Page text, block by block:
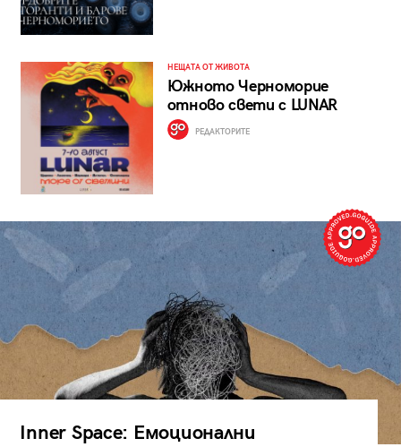
НЕЩАТА ОТ ЖИВОТА
Южното Черноморие
отново свети с LUNAR
РЕДАКТОРИТЕ
Inner Space: Емоционални